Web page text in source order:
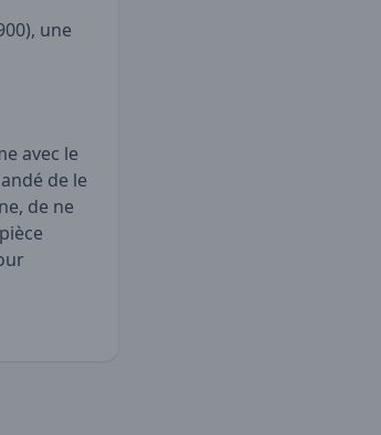
une
avec le
de le
de ne